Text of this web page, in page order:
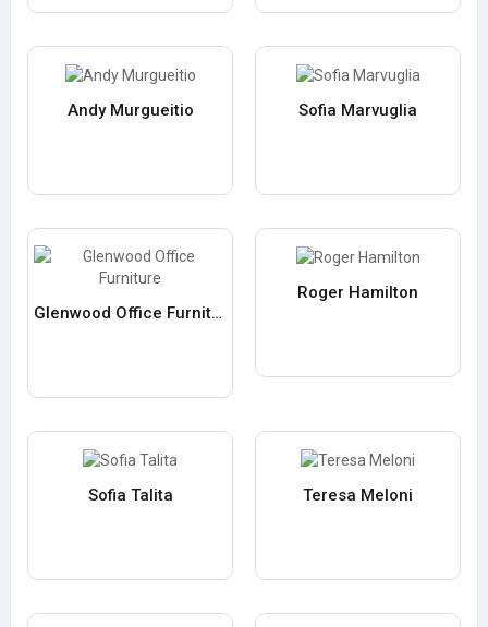
Andy Murgueitio Sofia Marvuglia
Glenwood Office Furniture
Roger Hamilton
Sofia Talita Teresa Meloni